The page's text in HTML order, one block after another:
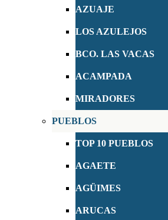
AZUAJE
LOS AZULEJOS
BCO. LAS VACAS
ACAMPADA
MIRADORES
PUEBLOS
TOP 10 PUEBLOS
AGAETE
AGÜIMES
ARUCAS